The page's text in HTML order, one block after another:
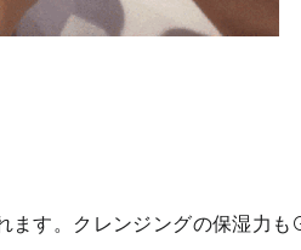
ます。クレンジングの保湿力も